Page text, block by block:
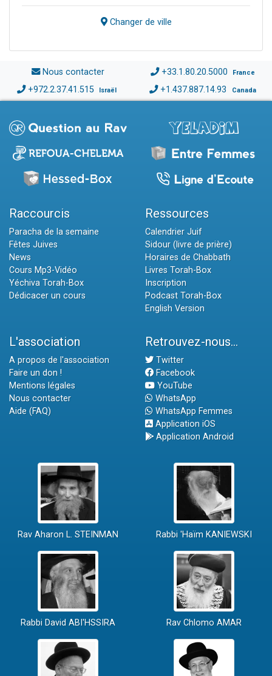
Changer de ville
Nous contacter +33.1.80.20.5000 France
+972.2.37.41.515 Israël +1.437.887.14.93 Canada
Raccourcis
Paracha de la semaine
Fêtes Juives
News
Cours Mp3-Vidéo
Yéchiva Torah-Box
Dédicacer un cours
Ressources
Calendrier Juif
Sidour (livre de prière)
Horaires de Chabbath
Livres Torah-Box
Inscription
Podcast Torah-Box
English Version
L'association
A propos de l'association
Faire un don !
Mentions légales
Nous contacter
Aide (FAQ)
Retrouvez-nous...
Twitter
Facebook
YouTube
WhatsApp
WhatsApp Femmes
Application iOS
Application Android
Rav Aharon L. STEINMAN Rabbi 'Haïm KANIEWSKI
Rabbi David ABI'HSSIRA Rav Chlomo AMAR